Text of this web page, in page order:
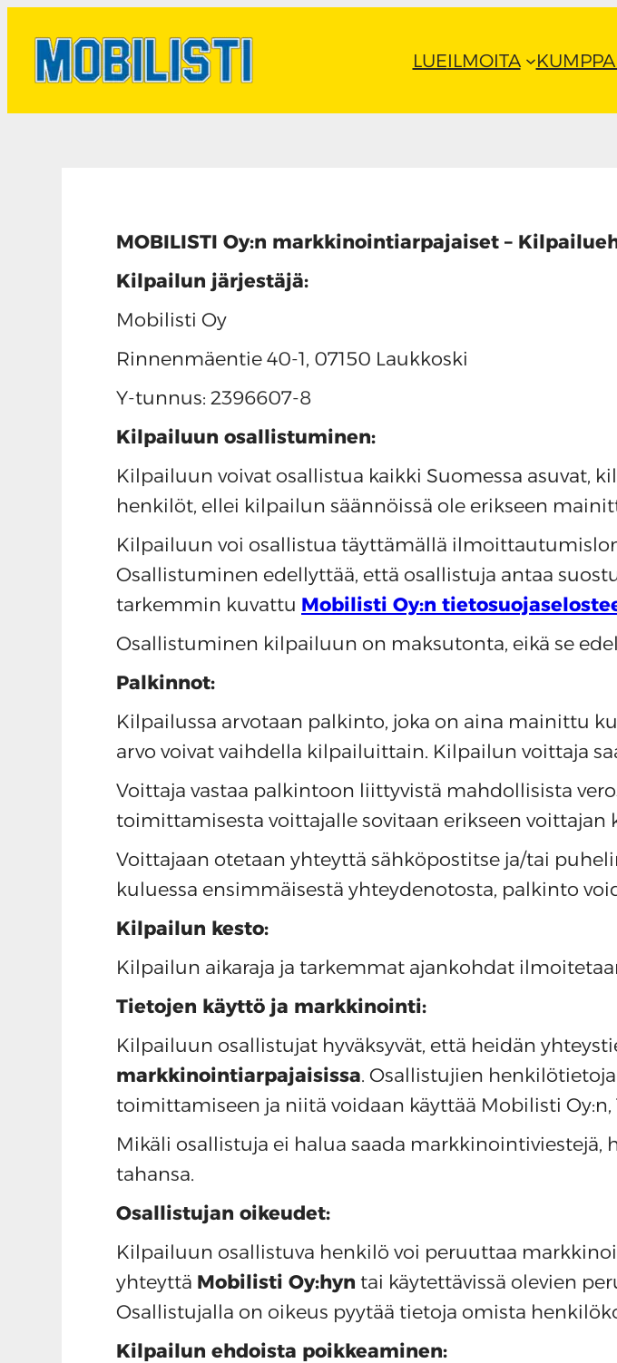
LUEILMOITA
MOBILISTI Oy:n markkinointiarpajaiset –
Kilpailun järjestäjä:
Mobilisti Oy
Rinnenmäentie 40-1, 07150 Laukkoski
Y-tunnus: 2396607-8
Kilpailuun osallistuminen:
Kilpailuun voivat osallistua kaikki Suomessa asuvat,
henkilöt, ellei kilpailun säännöissä ole erikseen
Kilpailuun voi osallistua täyttämällä
Osallistuminen edellyttää, että osallistuja antaa
tarkemmin kuvattu Mobilisti Oy:n
Osallistuminen kilpailuun on maksutonta, eikä se
Palkinnot:
Kilpailussa arvotaan palkinto, joka on aina mainittu
arvo voivat vaihdella kilpailuittain. Kilpailun voittaja
Voittaja vastaa palkintoon liittyvistä mahdollisista
toimittamisesta voittajalle sovitaan erikseen voittajan
Voittajaan otetaan yhteyttä sähköpostitse ja/tai
kuluessa ensimmäisestä yhteydenotosta, palkinto
Kilpailun kesto:
Kilpailun aikaraja ja tarkemmat ajankohdat
Tietojen käyttö ja markkinointi:
Kilpailuun osallistujat hyväksyvät, että heidän
markkinointiarpajaisissa. Osallistujien
toimittamiseen ja niitä voidaan käyttää Mobilisti
Mikäli osallistuja ei halua saada
tahansa.
Osallistujan oikeudet:
Kilpailuun osallistuva henkilö voi peruuttaa
yhteyttä Mobilisti Oy:hyn tai käytettävissä olevien
Osallistujalla on oikeus pyytää tietoja omista
Kilpailun ehdoista poikkeaminen: